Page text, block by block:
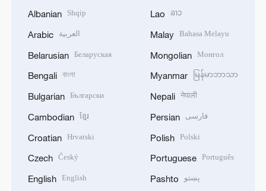
Albanian Shqip
Arabic العربية
Belarusian Беларуская
Bengali বাংলা
Bulgarian Български
Cambodian ខ្មែរ
Croatian Hrvatski
Czech Český
English English
Lao ລາວ
Malay Bahasa Melayu
Mongolian Монгол
Myanmar မြန်မာဘာသာ
Nepali नेपाली
Persian فارسی
Polish Polski
Portuguese Português
Pashto پښتو